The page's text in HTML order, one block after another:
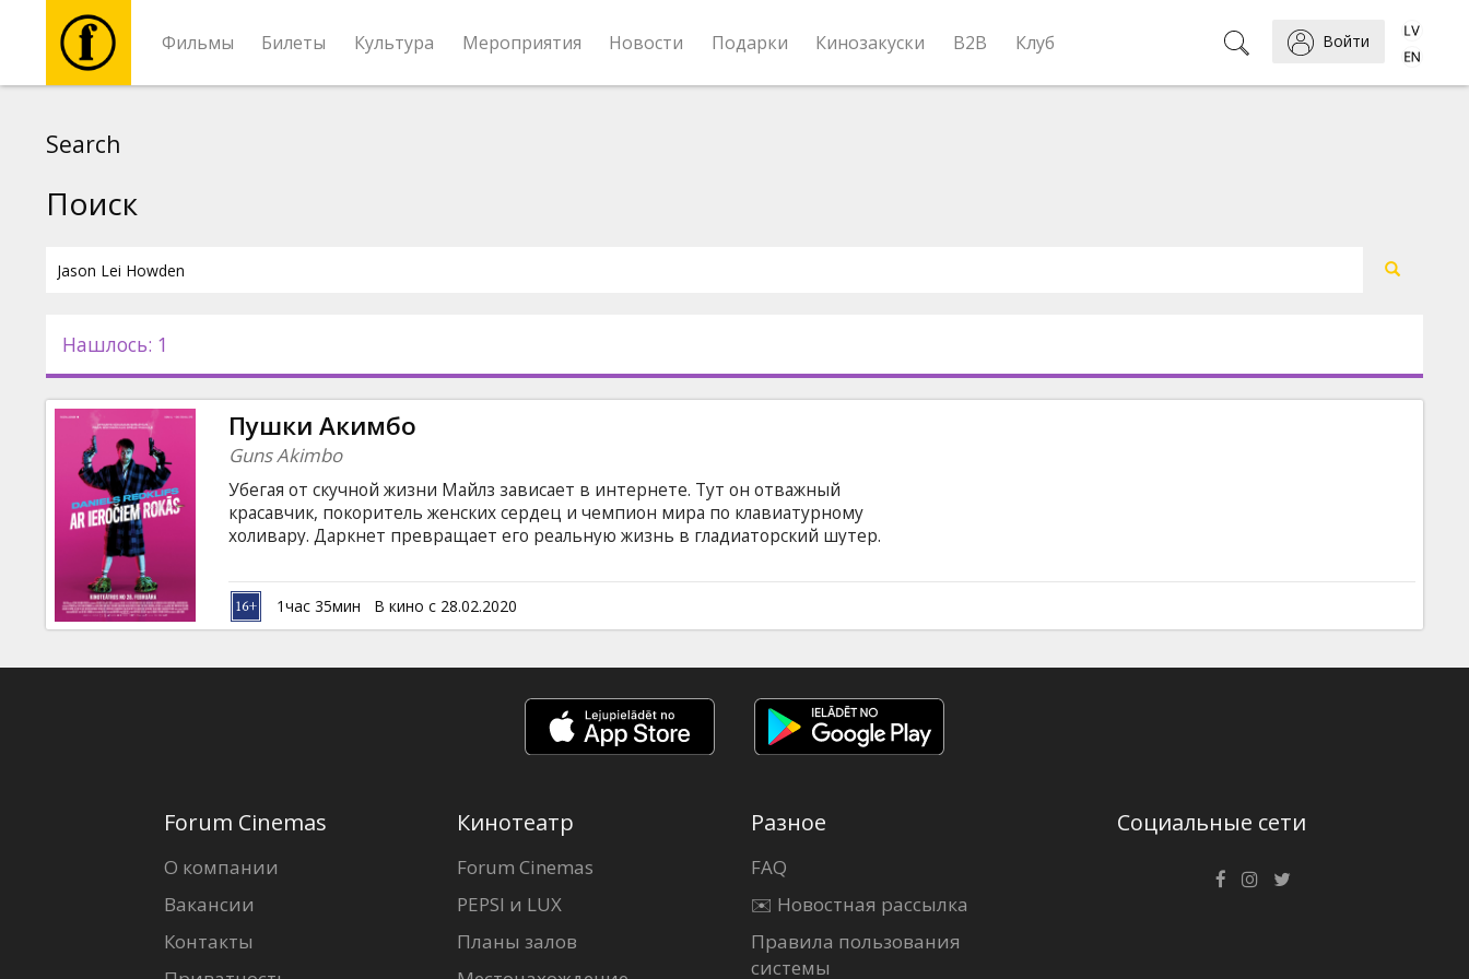
Фильмы Билеты Культура Мероприятия Новости Подарки Кинозакуски B2B Клуб Войти
Новости
Подарки
Кинозакуски
Клуб
Search
Поиск
Нашлось: 1
Пушки Акимбо
Guns Akimbo
Убегая от скучной жизни Майлз зависает в интернете. Тут он отважный
красавчик, покоритель женских сердец и чемпион мира по клавиатурному
холивару. Даркнет превращает его реальную жизнь в гладиаторский шутер.
1час 35мин В кино с 28.02.2020
Forum Cinemas
О компании
Вакансии
Контакты
Кинотеатр
Forum Cinemas
PEPSI и LUX
Планы залов
Разное
FAQ
✉️ Новостная рассылка
Правила пользования
системы
Социальные сети